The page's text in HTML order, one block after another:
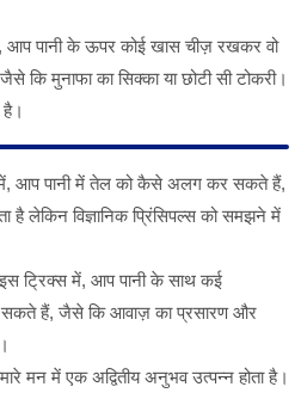
आप पानी के ऊपर कोई खास चीज़ रखकर वो
कि मुनाफा का सिक्का या छोटी सी टोकरी।
है।
आप पानी में तेल को कैसे अलग कर सकते हैं,
लेकिन विज्ञानिक प्रिंसिपल्स को समझने में
ट्रिक्स में, आप पानी के साथ कई
सकते हैं, जैसे कि आवाज़ का प्रसारण और
मन में एक अद्वितीय अनुभव उत्पन्न होता है।